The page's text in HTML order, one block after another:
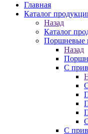
Главная
Каталог
Назад
Каталог
Поршневые
Назад
С
С